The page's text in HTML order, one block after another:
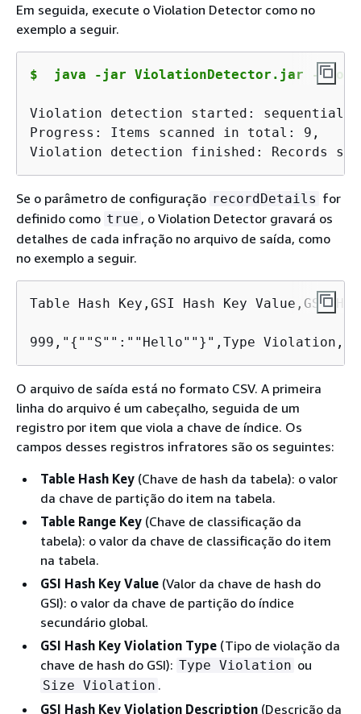
Em seguida, execute o Violation Detector como no
exemplo a seguir.
$ java -jar ViolationDetector.jar --
Violation detection started: sequential
Progress: Items scanned in total: 9,
Violation detection finished: Records
Se o parâmetro de configuração recordDetails for
definido como true , o Violation Detector gravará os
detalhes de cada infração no arquivo de saída, como
no exemplo a seguir.
Table Hash Key,GSI Hash Key Value,GSI
999," { ""S"":""Hello""}",Type
O arquivo de saída está no formato CSV. A primeira
linha do arquivo é um cabeçalho, seguida de um
registro por item que viola a chave de índice. Os
campos desses registros infratores são os seguintes:
Table Hash Key (Chave de hash da tabela): o valor
da chave de partição do item na tabela.
Table Range Key (Chave de classificação da
tabela): o valor da chave de classificação do item
na tabela.
GSI Hash Key Value (Valor da chave de hash do
GSI): o valor da chave de partição do índice
secundário global.
GSI Hash Key Violation Type (Tipo de violação da
chave de hash do GSI): Type Violation ou
Size Violation .
GSI Hash Key Violation Description (Descrição da